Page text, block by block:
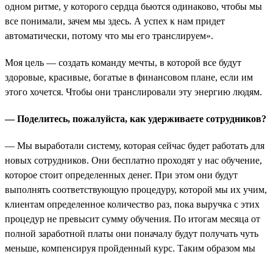
одном ритме, у которого сердца бьются одинаково, чтобы мы
все понимали, зачем мы здесь. А успех к нам придет
автоматически, потому что мы его транслируем».
Моя цель — создать команду мечты, в которой все будут
здоровые, красивые, богатые в финансовом плане, если им
этого хочется. Чтобы они транслировали эту энергию людям.
— Поделитесь, пожалуйста, как удерживаете сотрудников?
— Мы выработали систему, которая сейчас будет работать для
новых сотрудников. Они бесплатно проходят у нас обучение,
которое стоит определенных денег. При этом они будут
выполнять соответствующую процедуру, которой мы их учим,
клиентам определенное количество раз, пока выручка с этих
процедур не превысит сумму обучения. По итогам месяца от
полной заработной платы они поначалу будут получать чуть
меньше, компенсируя пройденный курс. Таким образом мы